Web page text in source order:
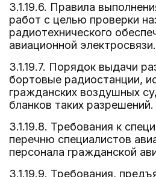
3.1.19.6. Правила
работ с целью проверки
радиотехнического
авиационной электросвязи.
3.1.19.7. Порядок выдачи
бортовые радиостанции,
гражданских воздушных
бланков таких разрешений.
3.1.19.8. Требования к
перечню специалистов
персонала гражданской
3.1.19.9. Требования,